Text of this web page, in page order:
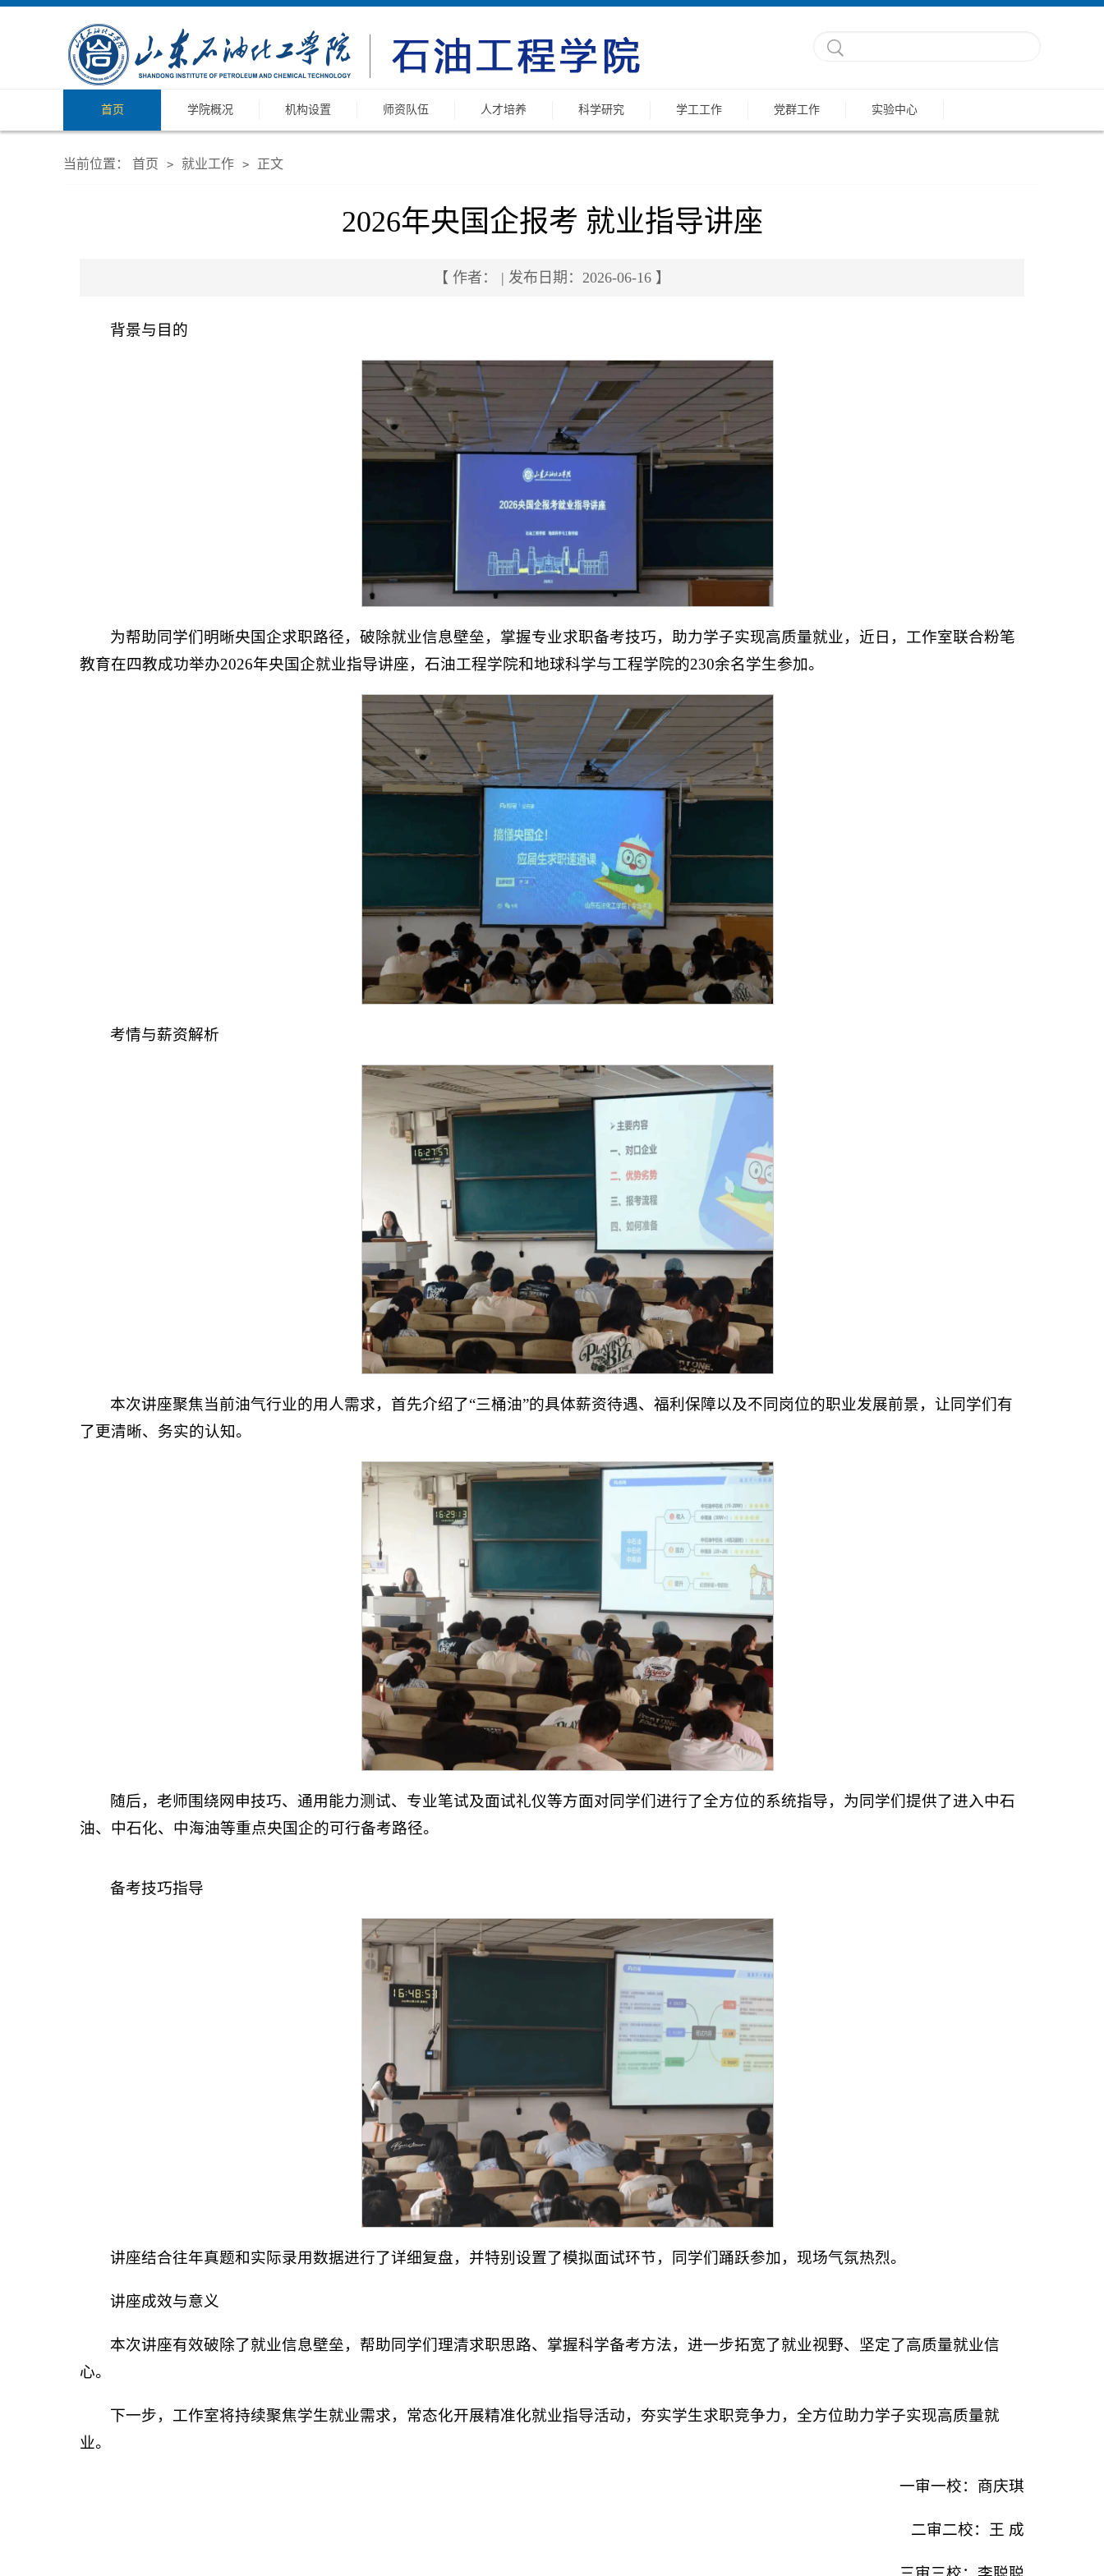
首页 学院概况 机构设置 师资队伍 人才培养 科学研究 学工工作 党群工作 实验中心
当前位置： 首页 > 就业工作 > 正文
2026年央国企报考 就业指导讲座
【 作者： | 发布日期：2026-06-16 】
背景与目的
为帮助同学们明晰央国企求职路径，破除就业信息壁垒，掌握专业求职备考技巧，助力学子实现高质量就业，近日，工作室联合粉笔
教育在四教成功举办2026年央国企就业指导讲座，石油工程学院和地球科学与工程学院的230余名学生参加。
考情与薪资解析
本次讲座聚焦当前油气行业的用人需求，首先介绍了“三桶油”的具体薪资待遇、福利保障以及不同岗位的职业发展前景，让同学们有
了更清晰、务实的认知。
随后，老师围绕网申技巧、通用能力测试、专业笔试及面试礼仪等方面对同学们进行了全方位的系统指导，为同学们提供了进入中石
油、中石化、中海油等重点央国企的可行备考路径。
备考技巧指导
讲座结合往年真题和实际录用数据进行了详细复盘，并特别设置了模拟面试环节，同学们踊跃参加，现场气氛热烈。
讲座成效与意义
本次讲座有效破除了就业信息壁垒，帮助同学们理清求职思路、掌握科学备考方法，进一步拓宽了就业视野、坚定了高质量就业信
心。
下一步，工作室将持续聚焦学生就业需求，常态化开展精准化就业指导活动，夯实学生求职竞争力，全方位助力学子实现高质量就
业。
一审一校：商庆琪
二审二校：王 成